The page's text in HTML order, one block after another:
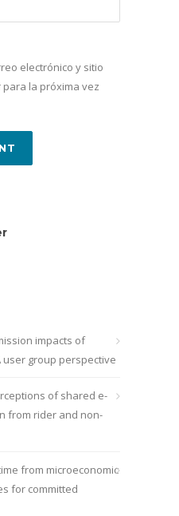
electrónico y sitio
la próxima vez
impacts of
user group perspective
of shared e-
from rider and non-
from microeconomic
for committed